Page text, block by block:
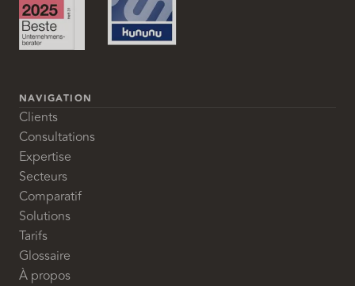
NAVIGATION
Clients
Consultations
Expertise
Secteurs
Comparatif
Solutions
Tarifs
Glossaire
À propos